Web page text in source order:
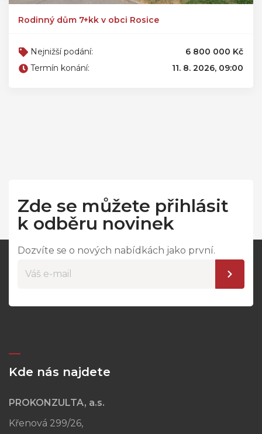
Rodinný dům 7+kk v obci Rosice
Nejnižší podání:
6 800 000 Kč
Termín konání:
11. 8. 2026, 09:00
Zde se můžete přihlásit
k odběru novinek
Dozvíte se o nových nabídkách jako první.
Kde nás najdete
PROKONZULTA, a.s.
Křenová 299/26,